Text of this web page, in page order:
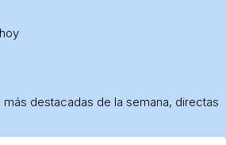
más destacadas de la semana, directas